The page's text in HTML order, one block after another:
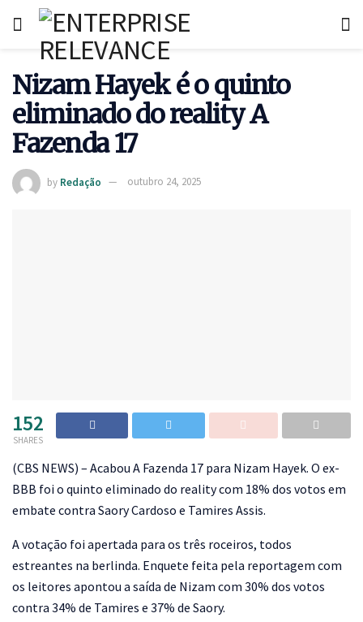
Nizam Hayek é o quinto
eliminado do reality A
Fazenda 17
by Redação outubro 24, 2025
152
SHARES
(CBS NEWS) – Acabou A Fazenda 17 para Nizam Hayek. O ex-
BBB foi o quinto eliminado do reality com 18% dos votos em
embate contra Saory Cardoso e Tamires Assis.
A votação foi apertada para os três roceiros, todos
estreantes na berlinda. Enquete feita pela reportagem com
os leitores apontou a saída de Nizam com 30% dos votos
contra 34% de Tamires e 37% de Saory.